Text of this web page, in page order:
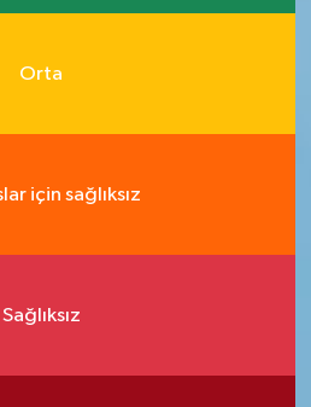
Orta
için sağlıksız
Sağlıksız